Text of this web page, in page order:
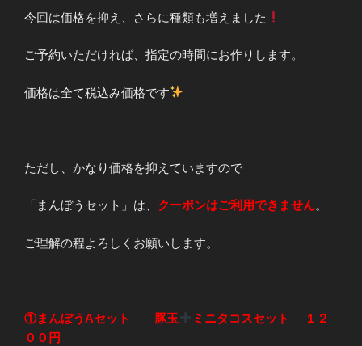
今回は価格を抑え、さらに種類も増えました
ご予約いただければ、指定の時間にお作りします。
価格は全て税込み価格です
ただし、かなり価格を抑えていますので
「まんぼうセット」は、 クーポンはご利用できません。
ご理解の程よろしくお願いします。
①まんぼうAセット 豚玉
ミニタコスセット １２
００円